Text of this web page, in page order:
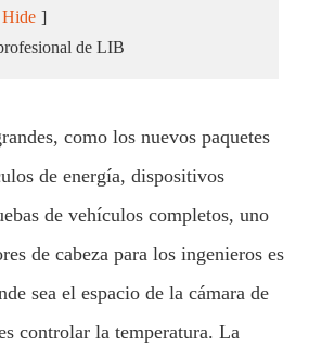
Hide ]
de LIB
como los nuevos paquetes
de energía, dispositivos
de vehículos completos, uno
de cabeza para los ingenieros es
sea el espacio de la cámara de
controlar la temperatura. La